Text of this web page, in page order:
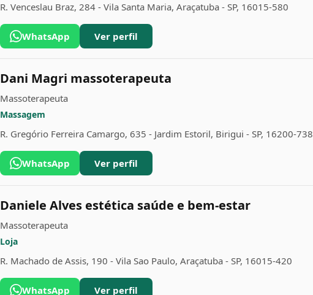
R. Venceslau Braz, 284 - Vila Santa Maria, Araçatuba - SP, 16015-580
WhatsApp Ver perfil
Dani Magri massoterapeuta
Massoterapeuta
Massagem
R. Gregório Ferreira Camargo, 635 - Jardim Estoril, Birigui - SP, 16200-738
WhatsApp Ver perfil
Daniele Alves estética saúde e bem-estar
Massoterapeuta
Loja
R. Machado de Assis, 190 - Vila Sao Paulo, Araçatuba - SP, 16015-420
WhatsApp Ver perfil